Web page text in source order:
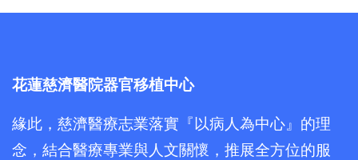
花蓮慈濟醫院器官移植中心
緣此，慈濟醫療志業落實『以病人為中心』的理
念，結合醫療專業與人文關懷，推展全方位的服